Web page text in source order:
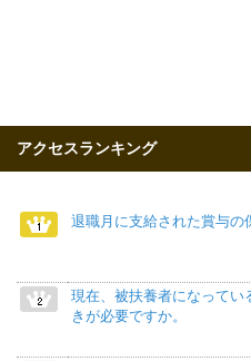
アクセスランキング
退職月に支給された賞与の
現在、被扶養者になってい
きが必要ですか。